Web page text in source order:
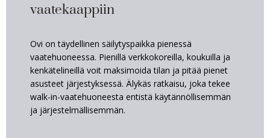
vaatekaappiin
Ovi on täydellinen säilytyspaikka pienessä
vaatehuoneessa. Pienillä verkkokoreilla, koukuilla ja
kenkätelineillä voit maksimoida tilan ja pitää pienet
asusteet järjestyksessä. Älykäs ratkaisu, joka tekee
walk-in-vaatehuoneesta entistä käytännöllisemmän
ja järjestelmällisemmän.